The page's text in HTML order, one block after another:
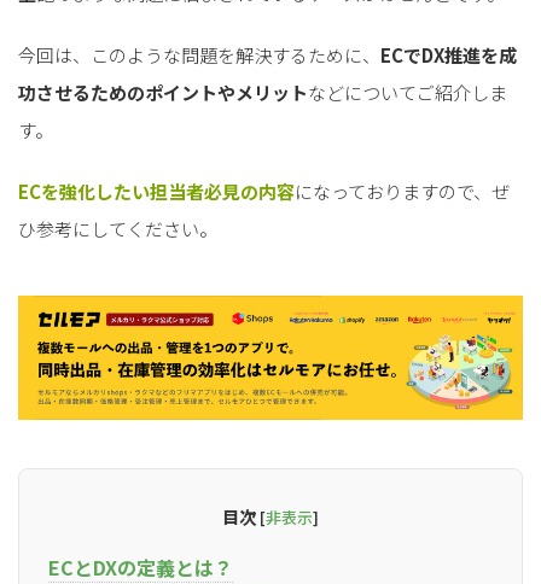
今回は、このような問題を解決するために、 ECでDX推進を成
功させるためのポイントやメリットなどについてご紹介しま
す。
ECを強化したい担当者必見の内容になっておりますので、ぜ
ひ参考にしてください。
目次 [非表示]
ECとDXの定義とは？